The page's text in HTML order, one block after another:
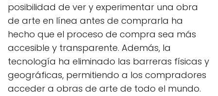
posibilidad de ver y experimentar una obra
de arte en línea antes de comprarla ha
hecho que el proceso de compra sea más
accesible y transparente. Además, la
tecnología ha eliminado las barreras físicas y
geográficas, permitiendo a los compradores
acceder a obras de arte de todo el mundo.